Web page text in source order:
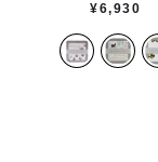
¥6,930